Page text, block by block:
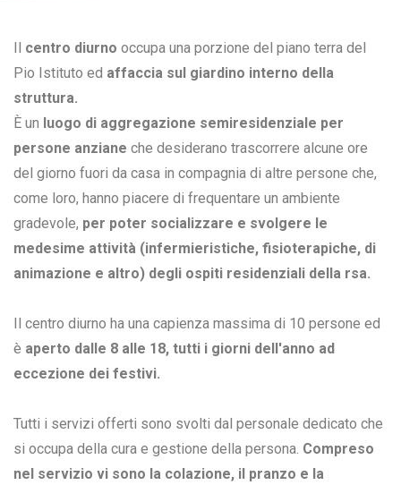
Il centro diurno occupa una porzione del piano terra del
Pio Istituto ed affaccia sul giardino interno della
struttura.
È un luogo di aggregazione semiresidenziale per
persone anziane che desiderano trascorrere alcune ore
del giorno fuori da casa in compagnia di altre persone che,
come loro, hanno piacere di frequentare un ambiente
gradevole, per poter socializzare e svolgere le
medesime attività (infermieristiche, fisioterapiche, di
animazione e altro) degli ospiti residenziali della rsa.
Il centro diurno ha una capienza massima di 10 persone ed
è aperto dalle 8 alle 18, tutti i giorni dell'anno ad
eccezione dei festivi.
Tutti i servizi offerti sono svolti dal personale dedicato che
si occupa della cura e gestione della persona. Compreso
nel servizio vi sono la colazione, il pranzo e la